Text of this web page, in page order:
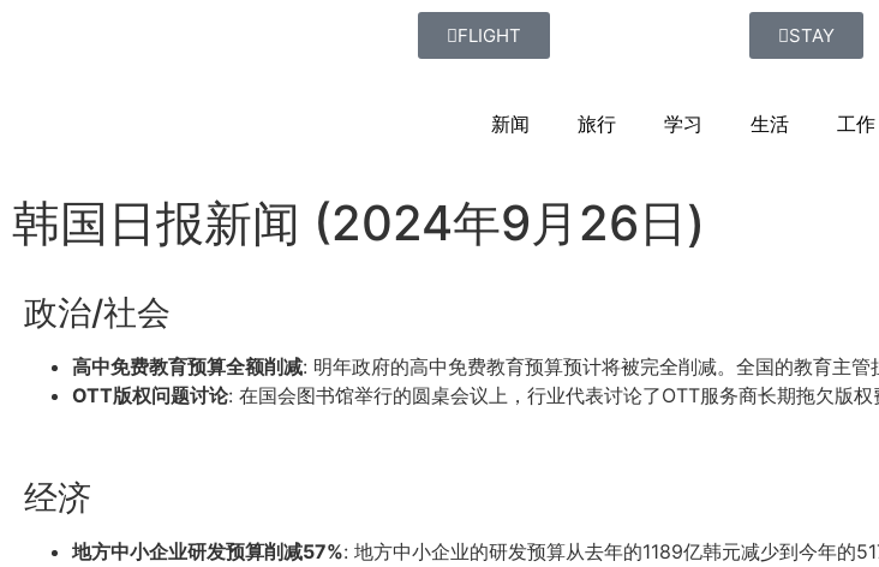
FLIGHT STAY
新闻 旅行 学习 生活 工作
韩国日报新闻 (2024年9月26日)
政治/社会
高中免费教育预算全额削减: 明年政府的高中免费教育预算预计将被完全削减。全国的教育主管
OTT版权问题讨论: 在国会图书馆举行的圆桌会议上，行业代表讨论了OTT服务商长期拖欠版
经济
地方中小企业研发预算削减57%: 地方中小企业的研发预算从去年的1189亿韩元减少到今年的